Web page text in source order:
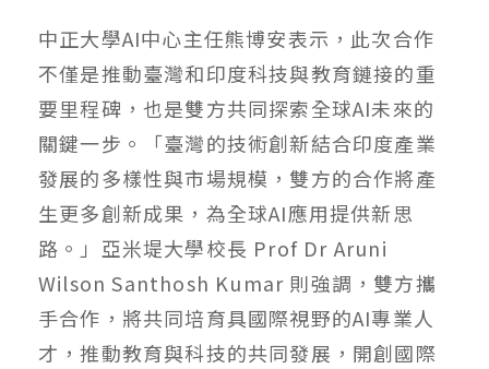
中正大學AI中心主任熊博安表示，此次合作
不僅是推動臺灣和印度科技與教育鏈接的重
要里程碑，也是雙方共同探索全球AI未來的
關鍵一步。「臺灣的技術創新結合印度產業
發展的多樣性與市場規模，雙方的合作將產
生更多創新成果，為全球AI應用提供新思
路。」亞米堤大學校長 Prof Dr Aruni
Wilson Santhosh Kumar 則強調，雙方攜
手合作，將共同培育具國際視野的AI專業人
才，推動教育與科技的共同發展，開創國際